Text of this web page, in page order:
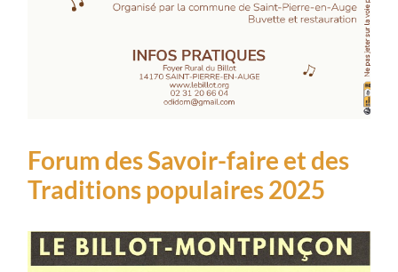
Forum des Savoir-faire et des
Traditions populaires 2025